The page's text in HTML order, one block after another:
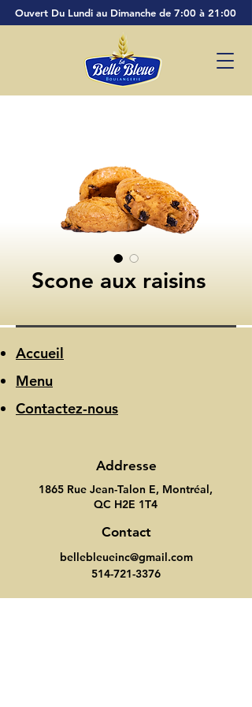
Ouvert Du Lundi au Dimanche de 7:00 à 21:00
Scone aux raisins
Accueil
Menu
Contactez-nous
Addresse
1865 Rue Jean-Talon E, Montréal,
QC H2E 1T4
Contact
bellebleueinc@gmail.com
514-721-3376